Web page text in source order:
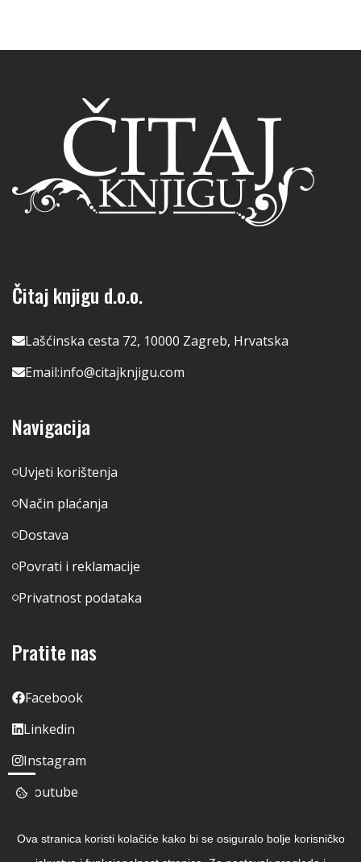
Čitaj knjigu d.o.o.
Lašćinska cesta 72, 10000 Zagreb, Hrvatska
Email:info@citajknjigu.com
Navigacija
Uvjeti korištenja
Način plaćanja
Dostava
Povrati i reklamacije
Privatnost podataka
Pratite nas
Facebook
Linkedin
Instagram
Youtube
Ova stranica koristi kolačiće kako bi se osiguralo bolje korisničko